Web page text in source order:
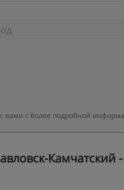
вами с более подробной
Камчатский -